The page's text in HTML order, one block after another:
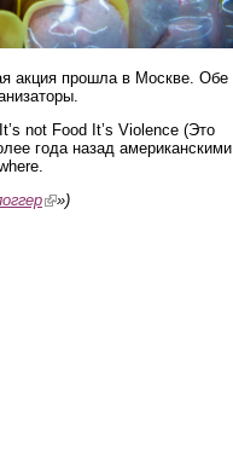
акция прошла в Москве. Обе
not Food It’s Violence (Это
года назад американскими
(link is external)
»)